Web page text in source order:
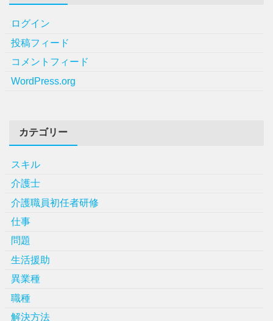
ログイン
投稿フィード
コメントフィード
WordPress.org
カテゴリー
スキル
介護士
介護職員初任者研修
仕事
問題
生活援助
異業種
職種
解決方法